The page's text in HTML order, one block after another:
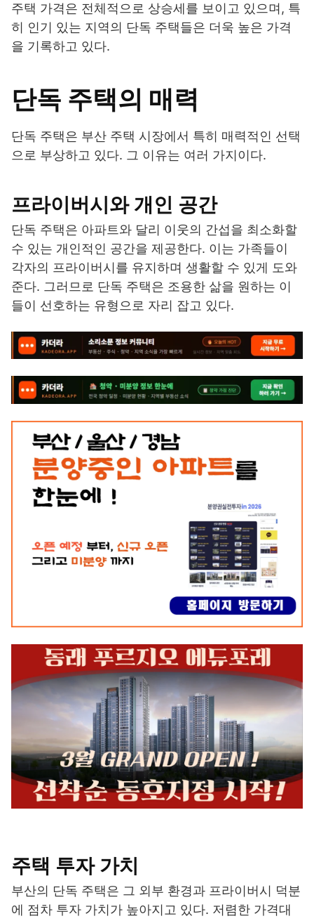
주택 가격은 전체적으로 상승세를 보이고 있으며, 특
히 인기 있는 지역의 단독 주택들은 더욱 높은 가격
을 기록하고 있다.
단독 주택의 매력
단독 주택은 부산 주택 시장에서 특히 매력적인 선택
으로 부상하고 있다. 그 이유는 여러 가지이다.
프라이버시와 개인 공간
단독 주택은 아파트와 달리 이웃의 간섭을 최소화할
수 있는 개인적인 공간을 제공한다. 이는 가족들이
각자의 프라이버시를 유지하며 생활할 수 있게 도와
준다. 그러므로 단독 주택은 조용한 삶을 원하는 이
들이 선호하는 유형으로 자리 잡고 있다.
주택 투자 가치
부산의 단독 주택은 그 외부 환경과 프라이버시 덕분
에 점차 투자 가치가 높아지고 있다. 저렴한 가격대